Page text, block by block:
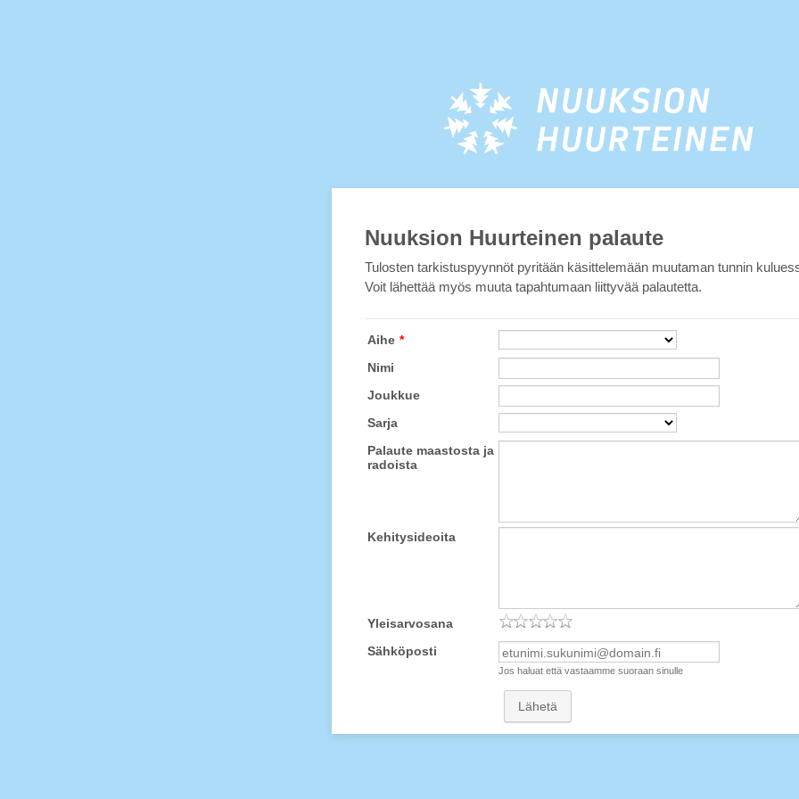
Nuuksion Huurteinen palaute
Tulosten tarkistuspyynnöt pyritään käsittelemään muutaman tunnin
Voit lähettää myös muuta tapahtumaan liittyvää palautetta.
Aihe *
Nimi
Joukkue
Sarja
Palaute maastosta ja
radoista
Kehitysideoita
Yleisarvosana
Sähköposti
Jos haluat että vastaamme suoraan sinulle
Lähetä